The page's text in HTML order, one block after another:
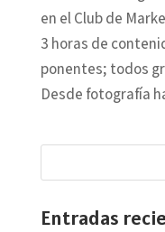
en el Club de
3 horas de
ponentes; todos
Desde fotografía
Entradas